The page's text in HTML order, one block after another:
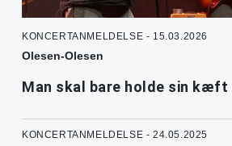
KONCERTANMELDELSE - 15.03.2026
Olesen-Olesen
Man skal bare holde sin kæft
KONCERTANMELDELSE - 24.05.2025